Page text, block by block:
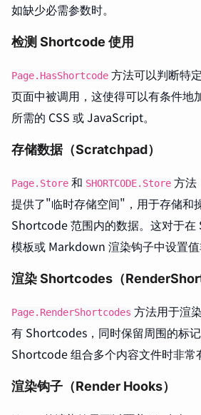
如缺少必需参数时。
检测 Shortcode 使用
Page.HasShortcode 方法可以判断特
页面中被调用，这使得可以有条件
所需的 CSS 或 JavaScript。
存储数据（Scratchpad）
Page.Store 和 SHORTCODE.Store 方法
提供了"临时存储空间"，用于存储和
Shortcode 范围内的数据。这对于
模板或 Markdown 渲染钩子中设置值
渲染 Shortcodes（
Page.RenderShortcodes 方法用于渲
有 Shortcodes，同时保留周围的标
Shortcode 组合多个内容文件时非常
渲染钩子（Render Hooks）